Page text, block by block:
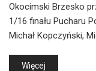
Okocimski Brzesko
1/16 finału Pucharu
Michał Kopczyński,
Więcej